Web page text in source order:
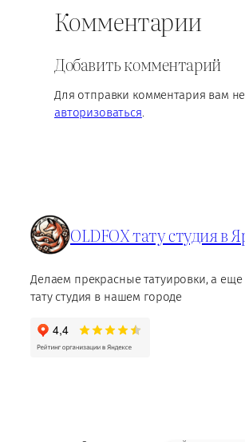
Комментарии
Добавить комментарий
Для отправки комментария вам
авторизоваться.
OLDFOX тату студия в
Делаем прекрасные татуировки, а
тату студия в нашем городе